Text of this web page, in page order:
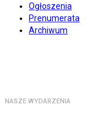
Ogłoszenia
Prenumerata
Archiwum
NASZE WYDARZENIA